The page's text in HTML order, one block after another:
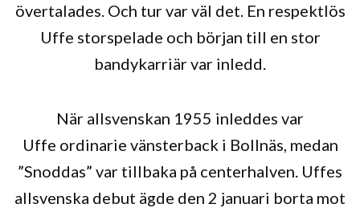
övertalades. Och tur var väl det. En respektlös
Uffe storspelade och början till en stor
bandykarriär var inledd.
När allsvenskan 1955 inleddes var
Uffe ordinarie vänsterback i Bollnäs, medan
”Snoddas” var tillbaka på centerhalven. Uffes
allsvenska debut ägde den 2 januari borta mot